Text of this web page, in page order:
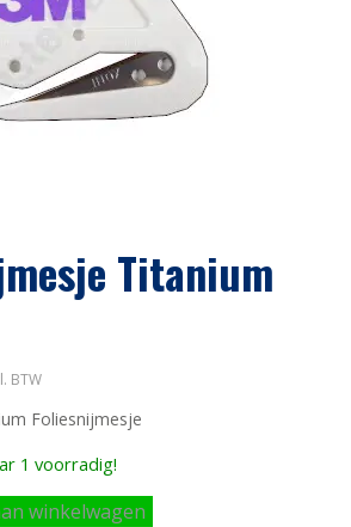
Titanium
BTW
Foliesnijmesje
1 voorradig!
winkelwagen